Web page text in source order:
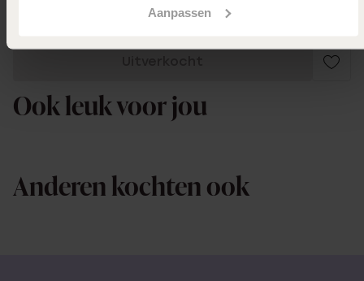
Aanpassen
Ook leuk voor jou
Anderen kochten ook